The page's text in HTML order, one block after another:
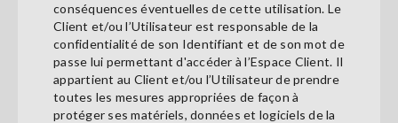
conséquences éventuelles de cette utilisation. Le
Client et/ou l’Utilisateur est responsable de la
confidentialité de son Identifiant et de son mot de
passe lui permettant d'accéder à l’Espace Client. Il
appartient au Client et/ou l’Utilisateur de prendre
toutes les mesures appropriées de façon à
protéger ses matériels, données et logiciels de la